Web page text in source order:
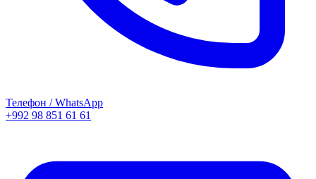
Телефон / WhatsApp
+992 98 851 61 61